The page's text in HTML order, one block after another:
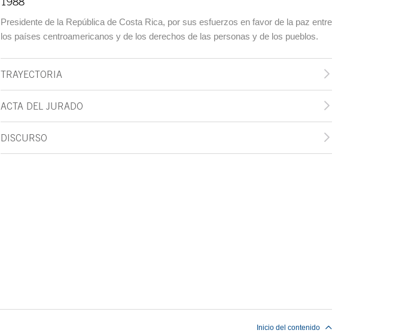
Presidente de la República de Costa Rica, por sus esfuerzos en favor de la paz entre
los países centroamericanos y de los derechos de las personas y de los pueblos.
TRAYECTORIA
ACTA DEL JURADO
DISCURSO
Inicio del contenido